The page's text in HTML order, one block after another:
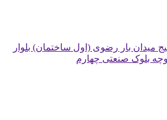
میدان بار رضوی (اول ساختمان) بلوار